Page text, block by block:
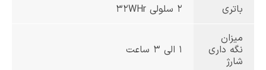
باتری 2 سلولی 32WHr
میزان
نگه داری
شارژ
1 الی 3 ساعت